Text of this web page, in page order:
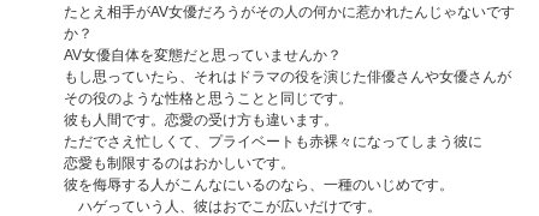
たとえ相手がAV女優だろうがその人の何かに惹かれたんじゃないです
か？
AV女優自体を変態だと思っていませんか？
もし思っていたら、それはドラマの役を演じた俳優さんや女優さんが
その役のような性格と思うことと同じです。
彼も人間です。恋愛の受け方も違います。
ただでさえ忙しくて、プライベートも赤裸々になってしまう彼に
恋愛も制限するのはおかしいです。
彼を侮辱する人がこんなにいるのなら、一種のいじめです。
ハゲっていう人、彼はおでこが広いだけです。